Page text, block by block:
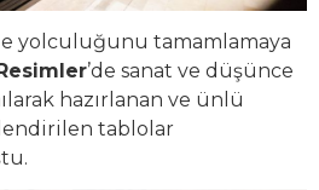
yolculuğunu tamamlamaya
’de sanat ve düşünce
hazırlanan ve ünlü
tablolar